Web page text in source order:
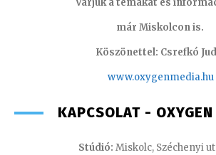
Várjuk a témákat és
már Miskolcon is.
Köszönettel: Csrefkó
www.oxygenmedia.hu
KAPCSOLAT -
Stúdió: Miskolc, Széchenyi